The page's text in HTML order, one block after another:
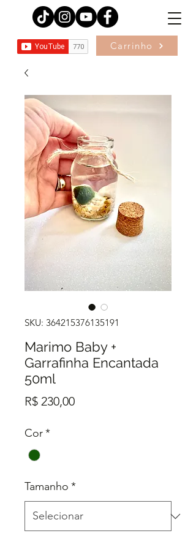
Carrinho
SKU: 364215376135191
Marimo Baby +
Garrafinha Encantada
50ml
R$ 230,00Preço
Cor*
Tamanho *